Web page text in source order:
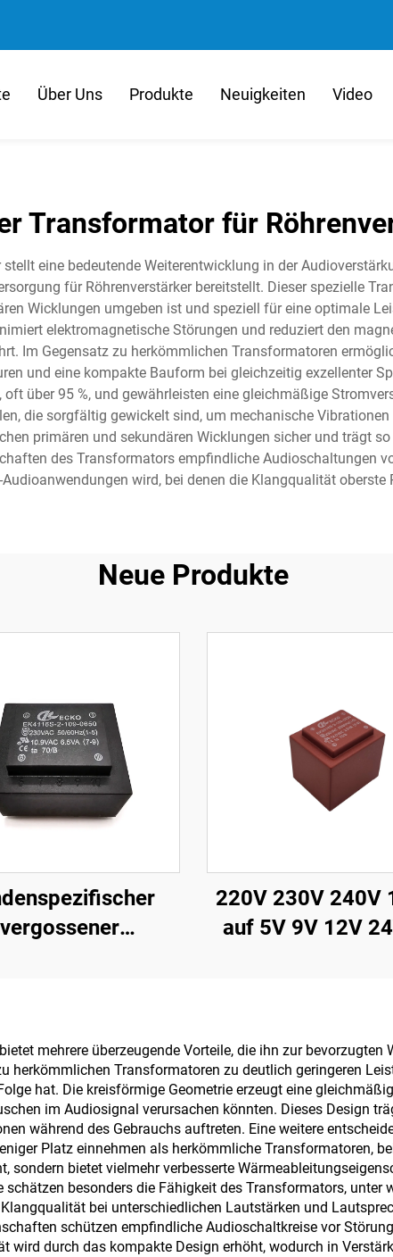
Über Uns Produkte Neuigkeiten Video
Transformator für
eine bedeutende Weiterentwicklung in der
für Röhrenverstärker bereitstellt. Dieser spezielle
Wicklungen umgeben ist und speziell für eine optimale
elektromagnetische Störungen und reduziert den
Im Gegensatz zu herkömmlichen Transformatoren
und eine kompakte Bauform bei gleichzeitig exzellenter
über 95 %, und gewährleisten eine gleichmäßige
die sorgfältig gewickelt sind, um mechanische
primären und sekundären Wicklungen sicher und trägt
des Transformators empfindliche Audioschaltungen
wird, bei denen die Klangqualität oberste
Neue Produkte
vergossener
V Transformator
Verstärker
220V 230V 240V
auf 5V 9V 12V
Leiterplatten-
mehrere überzeugende Vorteile, die ihn zur
herkömmlichen Transformatoren zu deutlich geringeren
hat. Die kreisförmige Geometrie erzeugt eine
im Audiosignal verursachen könnten. Dieses Design
während des Gebrauchs auftreten. Eine weitere
Platz einnehmen als herkömmliche Transformatoren,
bietet vielmehr verbesserte
besonders die Fähigkeit des Transformators,
bei unterschiedlichen Lautstärken und
schützen empfindliche Audioschaltkreise vor
wird durch das kompakte Design erhöht, wodurch in